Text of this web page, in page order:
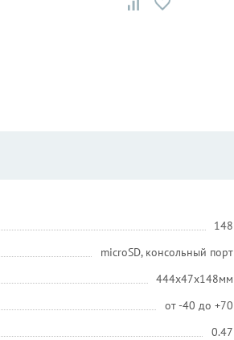
148
microSD, консольный порт
444x47x148мм
от -40 до +70
0.47